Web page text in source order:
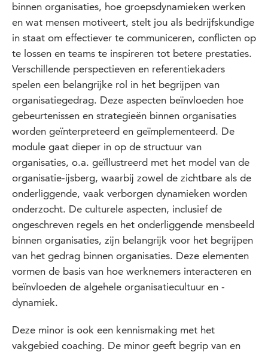
binnen organisaties, hoe groepsdynamieken werken
en wat mensen motiveert, stelt jou als bedrijfskundige
in staat om effectiever te communiceren, conflicten op
te lossen en teams te inspireren tot betere prestaties.
Verschillende perspectieven en referentiekaders
spelen een belangrijke rol in het begrijpen van
organisatiegedrag. Deze aspecten beïnvloeden hoe
gebeurtenissen en strategieën binnen organisaties
worden geïnterpreteerd en geïmplementeerd. De
module gaat dieper in op de structuur van
organisaties, o.a. geïllustreerd met het model van de
organisatie-ijsberg, waarbij zowel de zichtbare als de
onderliggende, vaak verborgen dynamieken worden
onderzocht. De culturele aspecten, inclusief de
ongeschreven regels en het onderliggende mensbeeld
binnen organisaties, zijn belangrijk voor het begrijpen
van het gedrag binnen organisaties. Deze elementen
vormen de basis van hoe werknemers interacteren en
beïnvloeden de algehele organisatiecultuur en -
dynamiek.
Deze minor is ook een kennismaking met het
vakgebied coaching. De minor geeft begrip van en